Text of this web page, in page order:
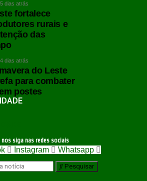
5 dias atrás
fortalece
rurais e
das
4 dias atrás
do Leste
para combater
postes
nos siga nas redes sociais
Instagram
Whatsapp
Pesquisar